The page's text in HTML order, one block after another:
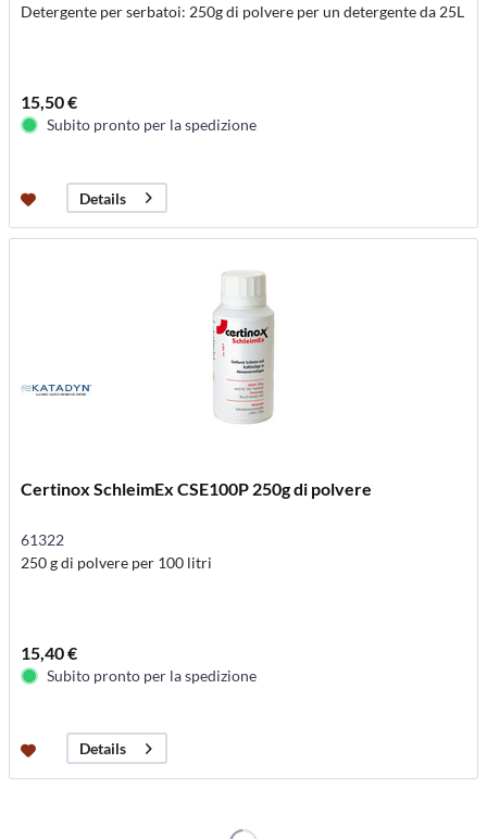
Detergente per serbatoi: 250g di polvere per un detergente da 25L
15,50 €
Subito pronto per la spedizione
Details
Certinox SchleimEx CSE100P 250g di polvere
61322
250 g di polvere per 100 litri
15,40 €
Subito pronto per la spedizione
Details